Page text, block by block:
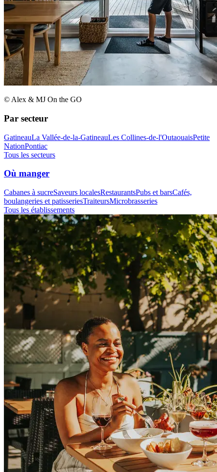
© Alex & MJ On the GO
Par secteur
GatineauLa Vallée-de-la-GatineauLes Collines-de-l'OutaouaisPetite
NationPontiac
Tous les secteurs
Où manger
Cabanes à sucreSaveurs localesRestaurantsPubs et barsCafés,
boulangeries et patisseriesTraiteursMicrobrasseries
Tous les établissements